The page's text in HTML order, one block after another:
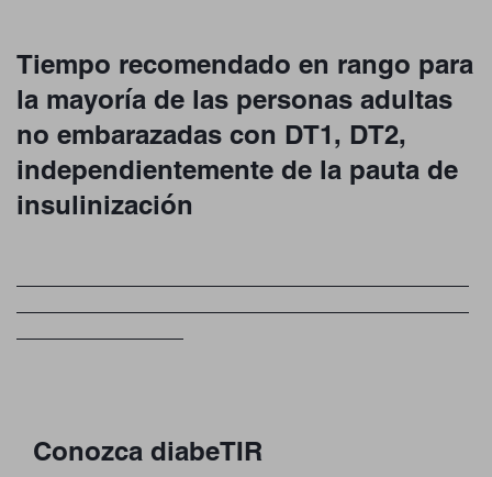
Tiempo recomendado en rango para
la mayoría de las personas adultas
no embarazadas con DT1, DT2,
independientemente de la pauta de
insulinización
Conozca diabeTIR